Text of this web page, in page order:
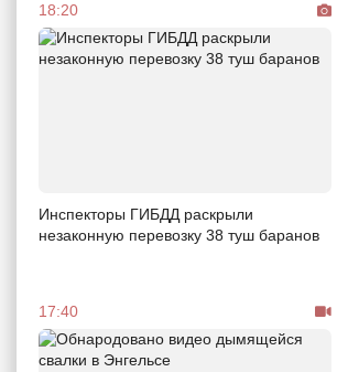
18:20
Инспекторы ГИБДД раскрыли
незаконную перевозку 38 туш баранов
17:40